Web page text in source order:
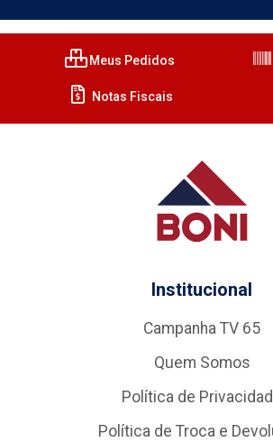
Meus Pedidos
Notas Fiscais
Institucional
Campanha TV 65
Quem Somos
Política de
Política de Troca e